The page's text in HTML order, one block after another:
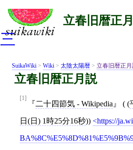
立春旧暦正
SuikaWiki > Wiki > 太陰太陽暦 > 立春旧暦正月
立春旧暦正月説
[1]
二十四節気 - Wikipedia ( (
日(日) 1時25分16秒)) https://
三